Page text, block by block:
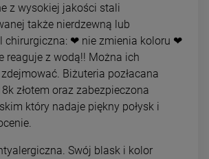
z wysokiej jakości stali
także nierdzewną lub
chirurgiczna: ❤ nie zmienia koloru ❤
reaguje z wodą!! Można ich
Biżuteria pozłacana
złotem oraz zabezpieczona
który nadaje piękny połysk i
Swój blask i kolor